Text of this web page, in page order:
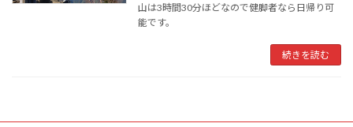
山は3時間30分ほどなので健脚者なら日帰り可
能です。
続きを読む